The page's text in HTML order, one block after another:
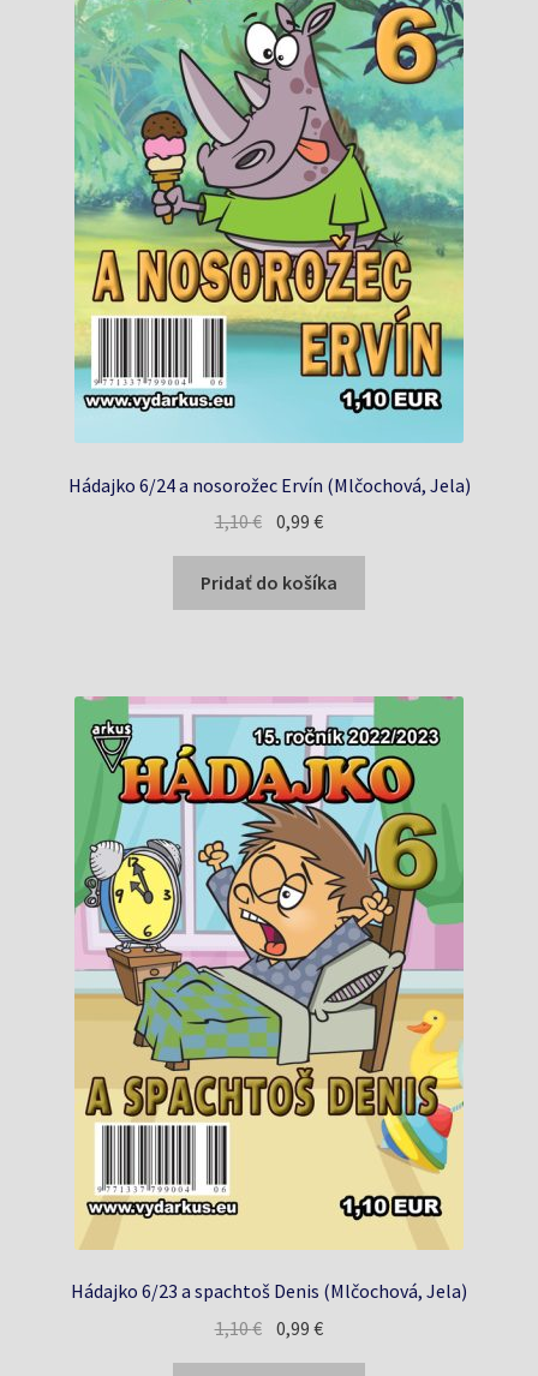
Hádajko 6/24 a nosorožec Ervín (Mlčochová, Jela)
1,10€ Pôvodná
cena
bola:
1,10 €.
0,99€Aktuálna
cena
je:
0,99 €.
Pridať do košíka
Hádajko 6/23 a spachtoš Denis (Mlčochová, Jela)
1,10€ Pôvodná
cena
0,99€Aktuálna
cena